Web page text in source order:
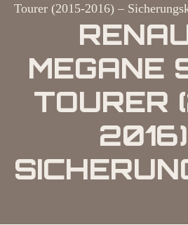
Tourer (2015-2016) –
MEGANE
TOURER